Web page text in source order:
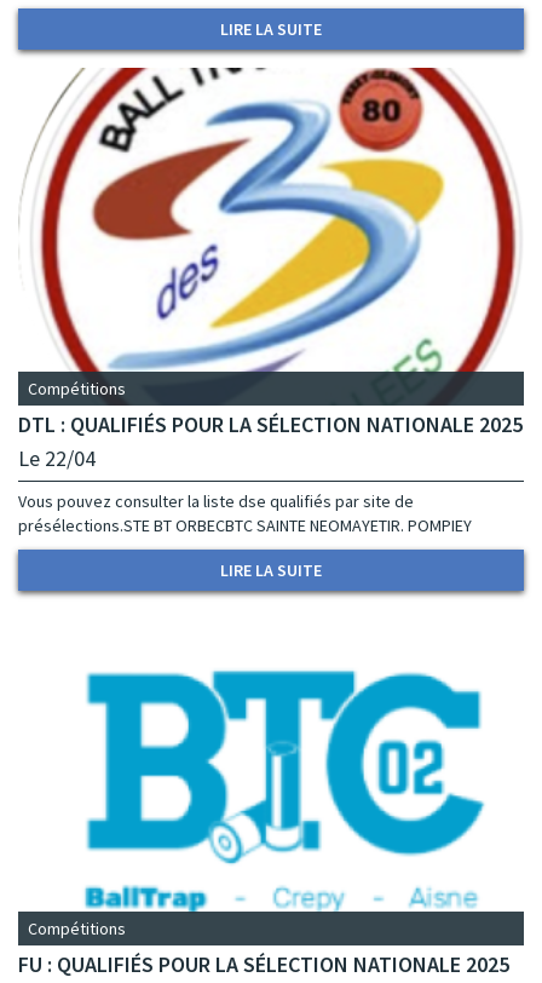
LIRE LA SUITE
Compétitions
DTL : QUALIFIÉS POUR LA SÉLECTION NATIONALE 2025
Le 22/04
Vous pouvez consulter la liste dse qualifiés par site de
présélections.STE BT ORBECBTC SAINTE NEOMAYETIR. POMPIEY
LIRE LA SUITE
Compétitions
FU : QUALIFIÉS POUR LA SÉLECTION NATIONALE 2025